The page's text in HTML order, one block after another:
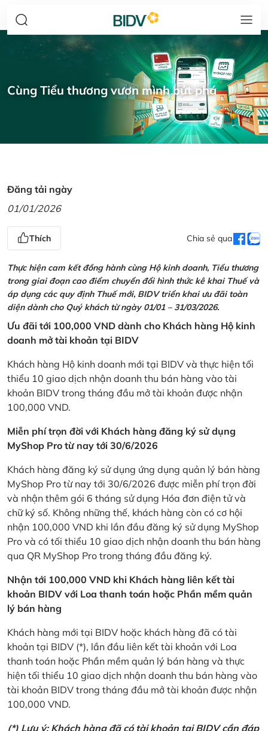
Cùng Tiểu thương vươn mình bứt phá
Đăng tải ngày
01/01/2026
Thích Chia sẻ qua
Thực hiện cam kết đồng hành cùng Hộ kinh doanh, Tiểu thương
trong giai đoạn cao điểm chuyển đổi hình thức kê khai Thuế và
áp dụng các quy định Thuế mới, BIDV triển khai ưu đãi toàn
diện dành cho Quý khách từ ngày 01/01 – 31/03/2026.
Ưu đãi tới 100,000 VND dành cho Khách hàng Hộ kinh
doanh mở tài khoản tại BIDV
Khách hàng Hộ kinh doanh mới tại BIDV và thực hiện tối
thiểu 10 giao dịch nhận doanh thu bán hàng vào tài
khoản BIDV trong tháng đầu mở tài khoản được nhận
100,000 VND.
Miễn phí trọn đời với Khách hàng đăng ký sử dụng
MyShop Pro từ nay tới 30/6/2026
Khách hàng đăng ký sử dụng ứng dụng quản lý bán hàng
MyShop Pro từ nay tới 30/6/2026 được miễn phí trọn đời
và nhận thêm gói 6 tháng sử dụng Hóa đơn điện tử và
chữ ký số. Không những thế, khách hàng còn có cơ hội
nhận 100,000 VND khi lần đầu đăng ký sử dụng MyShop
Pro và có tối thiểu 10 giao dịch nhận doanh thu bán hàng
qua QR MyShop Pro trong tháng đầu đăng ký.
Nhận tới 100,000 VND khi Khách hàng liên kết tài
khoản BIDV với Loa thanh toán hoặc Phần mềm quản
lý bán hàng
Khách hàng mới tại BIDV hoặc khách hàng đã có tài
khoản tại BIDV (*), lần đầu liên kết tài khoản với Loa
thanh toán hoặc Phần mềm quản lý bán hàng và thực
hiện tối thiểu 10 giao dịch nhận doanh thu bán hàng vào
tài khoản BIDV trong tháng đầu mở tài khoản được nhận
100,000 VND.
(*) Lưu ý: Khách hàng đã có tài khoản tại BIDV cần đáp